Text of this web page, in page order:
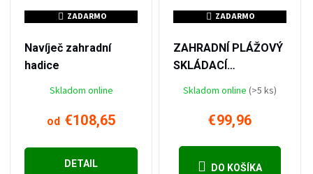
ZADARMO
ZADARMO
Navíječ zahradní
hadice
Skladom online
od €108,65
DETAIL
ZADARMO
ZADARMO
ZAHRADNÍ PLÁŽOVÝ
SKLÁDACÍ
PŘEPRAVNÍ VOZÍK S
PŘÍVĚSEM 130 L
Skladom online (>5 ks)
€99,96
DO KOŠÍKA